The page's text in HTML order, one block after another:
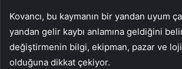
Kovancı, bu kaymanın bir yandan uyum
yandan gelir kaybı anlamına geldiğini
değiştirmenin bilgi, ekipman, pazar ve
olduğuna dikkat çekiyor.